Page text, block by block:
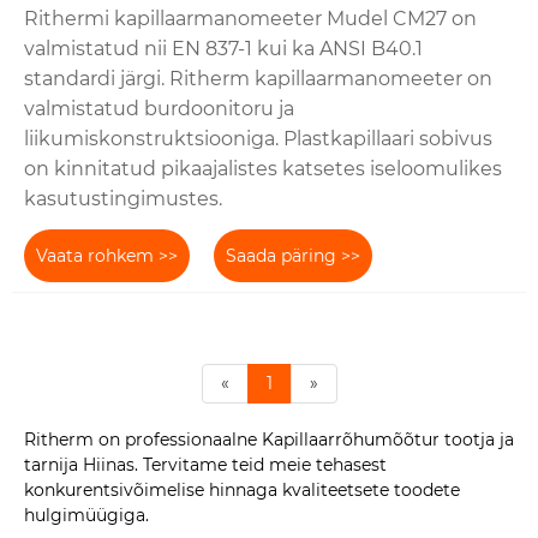
Rithermi kapillaarmanomeeter Mudel CM27 on
valmistatud nii EN 837-1 kui ka ANSI B40.1
standardi järgi. Ritherm kapillaarmanomeeter on
valmistatud burdoonitoru ja
liikumiskonstruktsiooniga. Plastkapillaari sobivus
on kinnitatud pikaajalistes katsetes iseloomulikes
kasutustingimustes.
Vaata rohkem >> Saada päring >>
« 1 »
Ritherm on professionaalne Kapillaarrõhumõõtur tootja ja
tarnija Hiinas. Tervitame teid meie tehasest
konkurentsivõimelise hinnaga kvaliteetsete toodete
hulgimüügiga.